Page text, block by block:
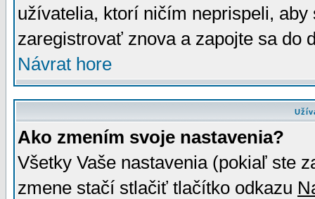
užívatelia, ktorí ničím neprispeli,
zaregistrovať znova a zapojte sa do
Návrat hore
Ako zmením svoje nastavenia?
Všetky Vaše nastavenia (pokiaľ ste
zmene stačí stlačiť tlačítko odkazu